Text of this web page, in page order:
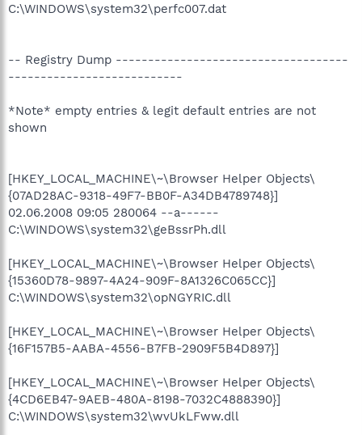
C:\WINDOWS\system32\perfc007.dat
-- Registry Dump ------------------------------------
---------------------------
*Note* empty entries & legit default entries are not
shown
[HKEY_LOCAL_MACHINE\~\Browser Helper Objects\
{07AD28AC-9318-49F7-BB0F-A34DB4789748}]
02.06.2008 09:05 280064 --a------
C:\WINDOWS\system32\geBssrPh.dll
[HKEY_LOCAL_MACHINE\~\Browser Helper Objects\
{15360D78-9897-4A24-909F-8A1326C065CC}]
C:\WINDOWS\system32\opNGYRIC.dll
[HKEY_LOCAL_MACHINE\~\Browser Helper Objects\
{16F157B5-AABA-4556-B7FB-2909F5B4D897}]
[HKEY_LOCAL_MACHINE\~\Browser Helper Objects\
{4CD6EB47-9AEB-480A-8198-7032C4888390}]
C:\WINDOWS\system32\wvUkLFww.dll